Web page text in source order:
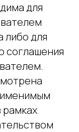
для
либо для
соглашения
рамках